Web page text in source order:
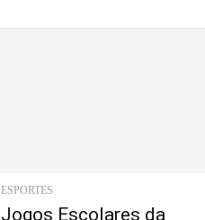
ESPORTES
Jogos Escolares da